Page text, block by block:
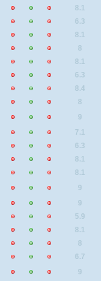
8.1
6.3
8.1
8
8.1
6.3
8.4
8
9
7.1
6.3
8.1
8.1
9
9
5.9
8.1
8
6.7
9